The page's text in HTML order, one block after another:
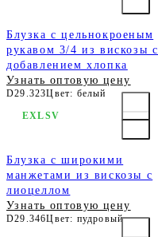
Блузка с цельнокроеным
рукавом 3/4 из вискозы с
добавлением хлопка
Узнать оптовую цену
D29.323Цвет: белый
Блузка с широкими
манжетами из вискозы с
лиоцеллом
Узнать оптовую цену
D29.346Цвет: пудровый
EXLSV